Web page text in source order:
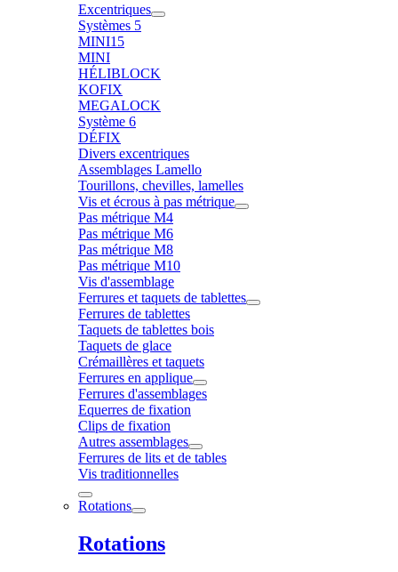
Excentriques
Systèmes 5
MINI15
MINI
HÉLIBLOCK
KOFIX
MEGALOCK
Système 6
DÉFIX
Divers excentriques
Assemblages Lamello
Tourillons, chevilles, lamelles
Vis et écrous à pas métrique
Pas métrique M4
Pas métrique M6
Pas métrique M8
Pas métrique M10
Vis d'assemblage
Ferrures et taquets de tablettes
Ferrures de tablettes
Taquets de tablettes bois
Taquets de glace
Crémaillères et taquets
Ferrures en applique
Ferrures d'assemblages
Equerres de fixation
Clips de fixation
Autres assemblages
Ferrures de lits et de tables
Vis traditionnelles
Rotations
Rotations